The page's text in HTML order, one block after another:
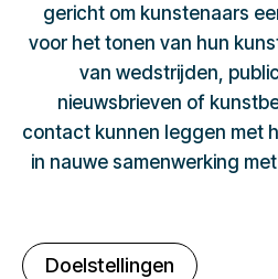
gericht om kunstenaars
voor het tonen van hun
van wedstrijden,
nieuwsbrieven of
contact kunnen leggen met
in nauwe samenwerking met
Doelstellingen